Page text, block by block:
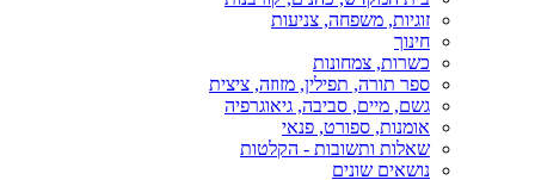
זוגיות, משפחה, צניעות
חינוך
כשרות, צמחונות
ספר תורה, תפילין, מזוזה, ציצית
גשם, מיים, סביבה, גיאוגרפיה
אומנות, ספורט, פנאי
שאלות ותשובות - הקלטות
נושאים שונים